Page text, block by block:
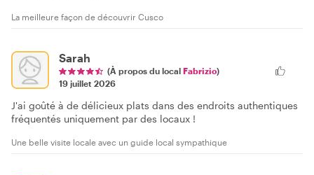
La meilleure façon de découvrir Cusco
Sarah
(À propos du local Fabrizio)
19 juillet 2026
J'ai goûté à de délicieux plats dans des endroits authentiques
fréquentés uniquement par des locaux !
Une belle visite locale avec un guide local sympathique